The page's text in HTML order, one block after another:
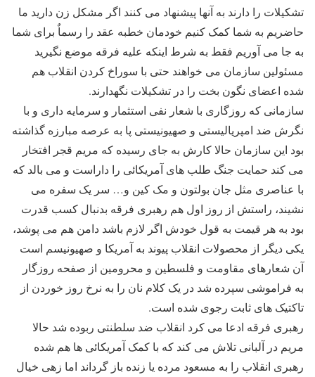
تشکیلات را دارند به آنها پیشنهاد می کنند اگر مشکل زن دارید ما
حاضریم به شما کمک کنیم خودمان خطبه عقد را رسماٌ برای شما
به جا می آوریم فقط به شرط اینکه علیه فرقه موضع نگیرید
مسئولین سازمان می خواهند حتی با سوراخ کردن انقلاب هم
شده اعضای نگون بخت را در تشکیلات نگهدارند.
سازمانی که روزگاری با شعار نفی استثمار و سرمایه داری و با
نگرش ضد امپریالیستی و صهیونیستی پا به عرصه مبارزه گذاشته
بود این سازمان حالا کارش به جای رسیده که مریم قجر افتخار
می کند حمایت جنگ طلب های آمریکائی را داراست و می بالد که
با عناصری مثل جان بولتون و مک کین و… سر یک سفره می
نشیند، راستش از روز اول هم رهبری فرقه بدنبال کسب قدرت
بود به هر قیمت به قول خودش اگر لازم باشد دامن هم می پوشد،
یکی دیگر از محصولات انقلاب پیوند به آمریکا و صهیونیسم است
آن شعارهای مقاومت و فلسطین و محرومین از صفحه روزگار
به فراموشی سپرده شد در یک کلام نان را به نرخ روز خوردن از
تاکتیک های ثابت رجوی شده است.
رهبری فرقه ادعا می کرد انقلاب ضد سلطنتی ربوده شد حالا
مریم در آلبانی تلاش می کند که با کمک آمریکائی ها هم شده
رهبری انقلاب را به مسعود مرده یا زنده باز گرداند اما زهی خیال